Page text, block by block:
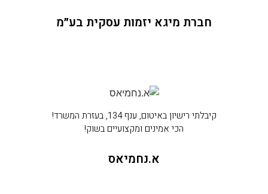
חברת מיגא יזמות עסקית בע״מ
קיבלתי רישיון באיטום, ענף 134, בעזרת המשרד!
הכי אמינים ומקצועיים בשוק!
א.נחמיאס